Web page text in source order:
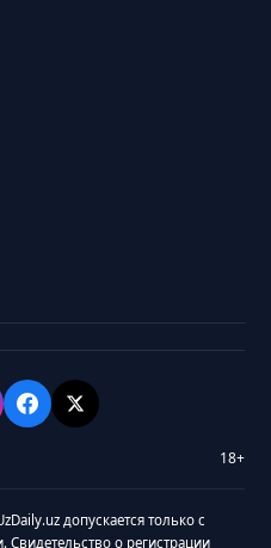
18+
допускается только с
о регистрации